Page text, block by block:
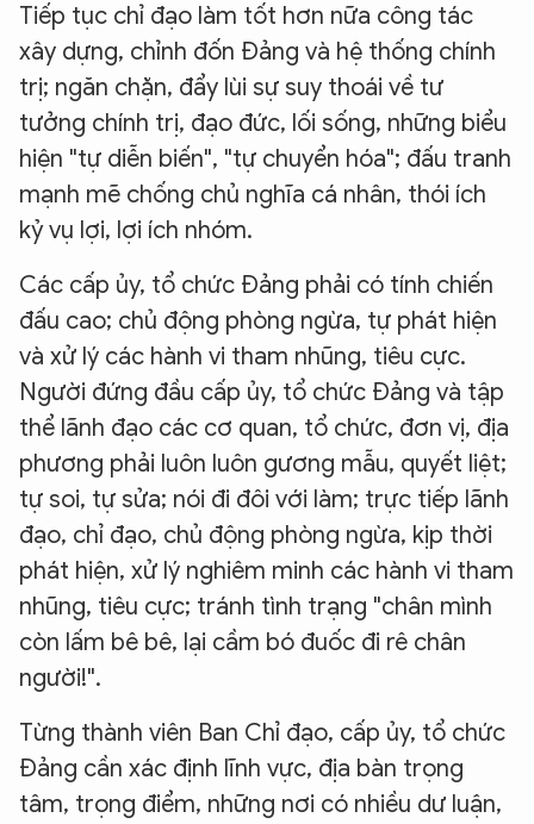
Tiếp tục chỉ đạo làm tốt hơn nữa công tác
xây dựng, chỉnh đốn Đảng và hệ thống chính
trị; ngăn chặn, đẩy lùi sự suy thoái về tư
tưởng chính trị, đạo đức, lối sống, những biểu
hiện "tự diễn biến", "tự chuyển hóa"; đấu tranh
mạnh mẽ chống chủ nghĩa cá nhân, thói ích
kỷ vụ lợi, lợi ích nhóm.
Các cấp ủy, tổ chức Đảng phải có tính chiến
đấu cao; chủ động phòng ngừa, tự phát hiện
và xử lý các hành vi tham nhũng, tiêu cực.
Người đứng đầu cấp ủy, tổ chức Đảng và tập
thể lãnh đạo các cơ quan, tổ chức, đơn vị, địa
phương phải luôn luôn gương mẫu, quyết liệt;
tự soi, tự sửa; nói đi đôi với làm; trực tiếp lãnh
đạo, chỉ đạo, chủ động phòng ngừa, kịp thời
phát hiện, xử lý nghiêm minh các hành vi tham
nhũng, tiêu cực; tránh tình trạng "chân mình
còn lấm bê bê, lại cầm bó đuốc đi rê chân
người!".
Từng thành viên Ban Chỉ đạo, cấp ủy, tổ chức
Đảng cần xác định lĩnh vực, địa bàn trọng
tâm, trọng điểm, những nơi có nhiều dư luận,